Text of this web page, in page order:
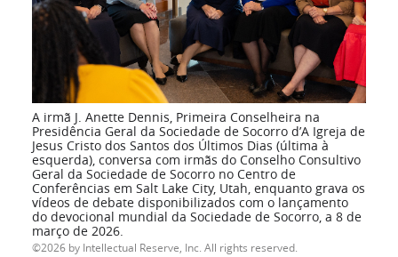
A irmã J. Anette Dennis, Primeira Conselheira na
Presidência Geral da Sociedade de Socorro d’A Igreja de
Jesus Cristo dos Santos dos Últimos Dias (última à
esquerda), conversa com irmãs do Conselho Consultivo
Geral da Sociedade de Socorro no Centro de
Conferências em Salt Lake City, Utah, enquanto grava os
vídeos de debate disponibilizados com o lançamento
do devocional mundial da Sociedade de Socorro, a 8 de
março de 2026.
2026 by Intellectual Reserve, Inc. All rights reserved.